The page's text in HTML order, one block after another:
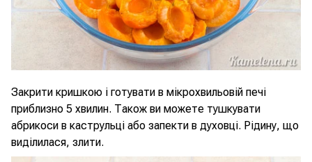
Закрити кришкою і готувати в мікрохвильовій печі
приблизно 5 хвилин. Також ви можете тушкувати
абрикоси в каструльці або запекти в духовці. Рідину, що
виділилася, злити.